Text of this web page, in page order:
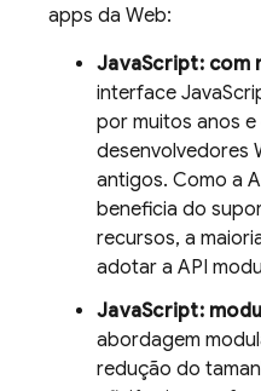
apps da Web:
JavaScript: com
interface
por muitos anos
desenvolvedores
antigos. Como a
beneficia do
recursos, a
adotar a API
JavaScript:
abordagem
redução do